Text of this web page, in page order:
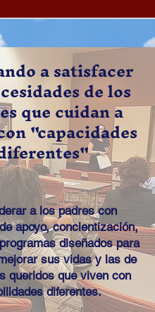
a satisfacer
de los
que cuidan a
"capacidades
a los padres con
apoyo, concientización,
diseñados para
sus vidas y las de
queridos que viven con
diferentes.